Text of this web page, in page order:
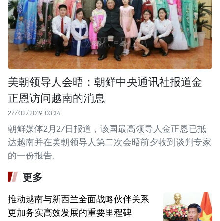
美朝领导人会晤：朝鲜中央通讯社报道金
正恩访问越南的消息
27/02/2019 03:34
朝鲜媒体2月27日报道，该国最高领导人金正恩已抵
达越南并在美朝领导人第二次会晤前夕收到谈判专家
的一份报告。
更多
推动越南与新西兰全面战略伙伴关系
更加务实高效发展的重要里程碑